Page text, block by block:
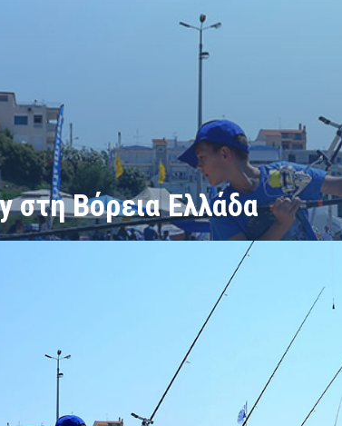
στη Βόρεια Ελλάδα